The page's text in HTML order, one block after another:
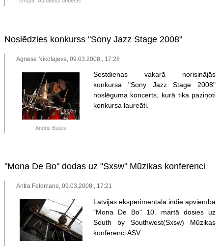
Noslēdzies konkurss "Sony Jazz Stage 2008"
Agnese Nikolajeva, 09.03.2008., 17:28
Andris Buiķis
Sestdienas vakarā norisinājās
konkursa "Sony Jazz Stage 2008"
noslēguma koncerts, kurā tika paziņoti
konkursa laureāti.
"Mona De Bo" dodas uz "Sxsw" Mūzikas konferenci
Antra Feldmane, 09.03.2008., 17:21
Latvijas eksperimentālā indie apvienība
"Mona De Bo" 10. martā dosies uz
South by Southwest(Sxsw) Mūzikas
konferenci ASV.